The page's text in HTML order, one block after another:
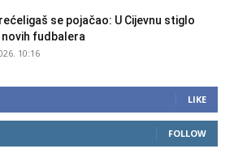
se pojačao: U Cijevnu stiglo
fudbalera
10:16
LIKE
FOLLOW